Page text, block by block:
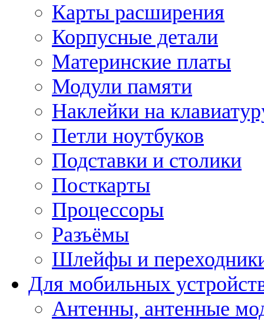
Карты расширения
Корпусные детали
Материнские платы
Модули памяти
Наклейки на
Петли ноутбуков
Подставки и столики
Посткарты
Процессоры
Разъёмы
Шлейфы и
Для мобильных
Антенны, антенные